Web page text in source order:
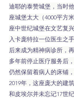
迪耶的泰赞城堡，当时
座城堡太大（4000平方
座中世纪城堡在文艺复
入卡庞特拉一位医生之
后来成为精神病诊所，
多年前停止医疗服务后
仍然保留着病人的床铺
2019年，这座庞大的建
和皮埃尔并未忘记17世